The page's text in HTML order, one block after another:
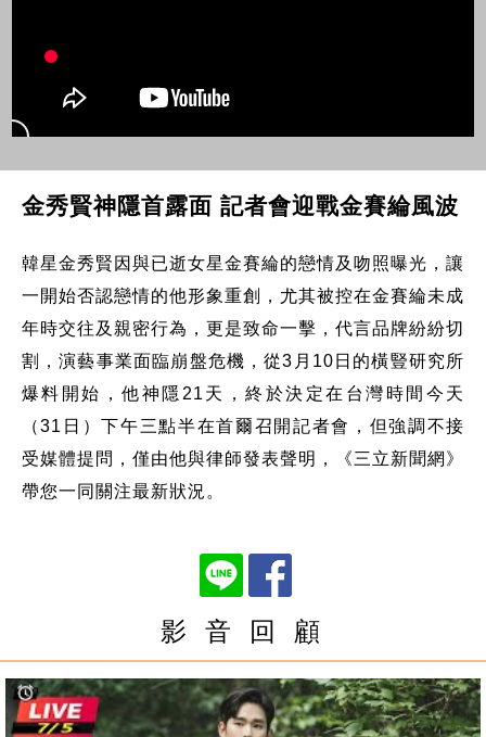
金秀賢神隱首露面 記者會迎戰金賽綸風波
韓星金秀賢因與已逝女星金賽綸的戀情及吻照曝光，讓
一開始否認戀情的他形象重創，尤其被控在金賽綸未成
年時交往及親密行為，更是致命一擊，代言品牌紛紛切
割，演藝事業面臨崩盤危機，從3月10日的橫豎研究所
爆料開始，他神隱21天，終於決定在台灣時間今天
（31日）下午三點半在首爾召開記者會，但強調不接
受媒體提問，僅由他與律師發表聲明，《三立新聞網》
帶您一同關注最新狀況。
影 音 回 顧